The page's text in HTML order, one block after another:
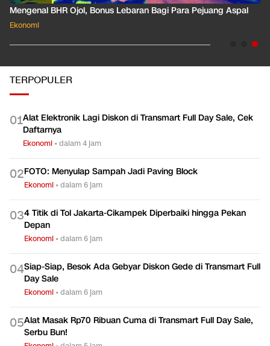
Pahami Dampak Kenaikan Suku Bunga Acuan ke Cicilan KPR
Ekonomi
TERPOPULER
01Alat Elektronik Lagi Diskon di Transmart Full Day Sale, Cek
Daftarnya
Ekonomi •dalam 4 jam
02FOTO: Menyulap Sampah Jadi Paving Block
Ekonomi •dalam 6 jam
034 Titik di Tol Jakarta-Cikampek Diperbaiki hingga Pekan
Depan
Ekonomi •dalam 6 jam
04Siap-Siap, Besok Ada Gebyar Diskon Gede di Transmart Full
Day Sale
Ekonomi •dalam 6 jam
05Alat Masak Rp70 Ribuan Cuma di Transmart Full Day Sale,
Serbu Bun!